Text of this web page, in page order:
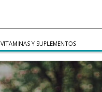
VITAMINAS Y SUPLEMENTOS